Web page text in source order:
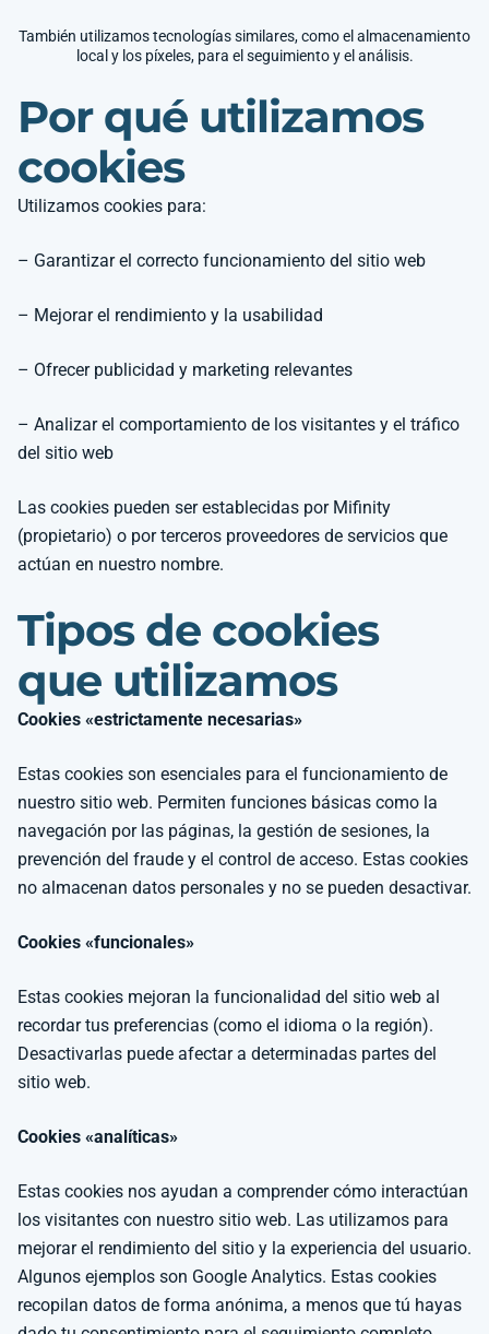
También utilizamos tecnologías similares, como el almacenamiento
local y los píxeles, para el seguimiento y el análisis.
Por qué utilizamos
cookies
Utilizamos cookies para:
– Garantizar el correcto funcionamiento del sitio web
– Mejorar el rendimiento y la usabilidad
– Ofrecer publicidad y marketing relevantes
– Analizar el comportamiento de los visitantes y el tráfico
del sitio web
Las cookies pueden ser establecidas por Mifinity
(propietario) o por terceros proveedores de servicios que
actúan en nuestro nombre.
Tipos de cookies
que utilizamos
Cookies «estrictamente necesarias»
Estas cookies son esenciales para el funcionamiento de
nuestro sitio web. Permiten funciones básicas como la
navegación por las páginas, la gestión de sesiones, la
prevención del fraude y el control de acceso. Estas cookies
no almacenan datos personales y no se pueden desactivar.
Cookies «funcionales»
Estas cookies mejoran la funcionalidad del sitio web al
recordar tus preferencias (como el idioma o la región).
Desactivarlas puede afectar a determinadas partes del
sitio web.
Cookies «analíticas»
Estas cookies nos ayudan a comprender cómo interactúan
los visitantes con nuestro sitio web. Las utilizamos para
mejorar el rendimiento del sitio y la experiencia del usuario.
Algunos ejemplos son Google Analytics. Estas cookies
recopilan datos de forma anónima, a menos que tú hayas